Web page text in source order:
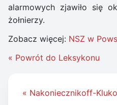
alarmowych zjawiło się
żołnierzy.
Zobacz więcej: NSZ w
« Powrót do Leksykonu
Nawigacja
« Nakoniecznikoff-